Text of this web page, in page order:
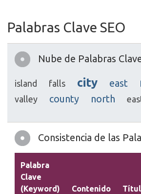
Palabras Clave SEO
Nube de Palabras
island falls city east
valley county north
Consistencia de las
Palabra
Clave
(Keyword)
Contenido